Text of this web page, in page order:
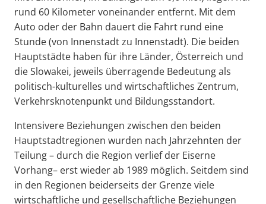
rund 60 Kilometer voneinander entfernt. Mit dem
Auto oder der Bahn dauert die Fahrt rund eine
Stunde (von Innenstadt zu Innenstadt). Die beiden
Hauptstädte haben für ihre Länder, Österreich und
die Slowakei, jeweils überragende Bedeutung als
politisch-kulturelles und wirtschaftliches Zentrum,
Verkehrsknotenpunkt und Bildungsstandort.
Intensivere Beziehungen zwischen den beiden
Hauptstadtregionen wurden nach Jahrzehnten der
Teilung – durch die Region verlief der Eiserne
Vorhang– erst wieder ab 1989 möglich. Seitdem sind
in den Regionen beiderseits der Grenze viele
wirtschaftliche und gesellschaftliche Beziehungen